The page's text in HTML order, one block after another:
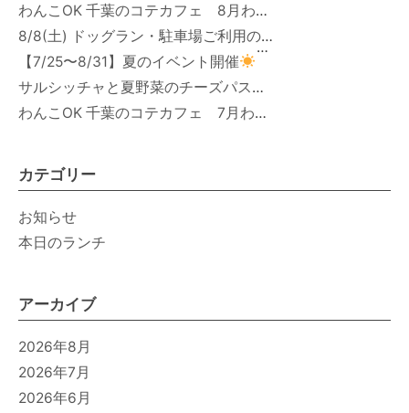
わんこOK 千葉のコテカフェ 8月わんこの日 オートミールdeローストビーフライス
8/8(土) ドッグラン・駐車場ご利用のお知らせ
【7/25〜8/31】夏のイベント開催
サルシッチャと夏野菜のチーズパスタ期間限定新メニュー登場！
わんこOK 千葉のコテカフェ 7月わんこの日 白身魚とカラフルやさいのオムレツ
カテゴリー
お知らせ
本日のランチ
アーカイブ
2026年8月
2026年7月
2026年6月